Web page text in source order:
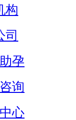
构
司
孕
询
心